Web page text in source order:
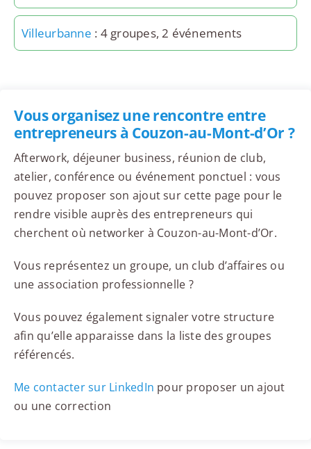
Villeurbanne : 4 groupes, 2 événements
Vous organisez une rencontre entre
entrepreneurs à Couzon-au-Mont-d’Or ?
Afterwork, déjeuner business, réunion de club,
atelier, conférence ou événement ponctuel : vous
pouvez proposer son ajout sur cette page pour le
rendre visible auprès des entrepreneurs qui
cherchent où networker à Couzon-au-Mont-d’Or.
Vous représentez un groupe, un club d’affaires ou
une association professionnelle ?
Vous pouvez également signaler votre structure
afin qu’elle apparaisse dans la liste des groupes
référencés.
Me contacter sur LinkedIn pour proposer un ajout
ou une correction